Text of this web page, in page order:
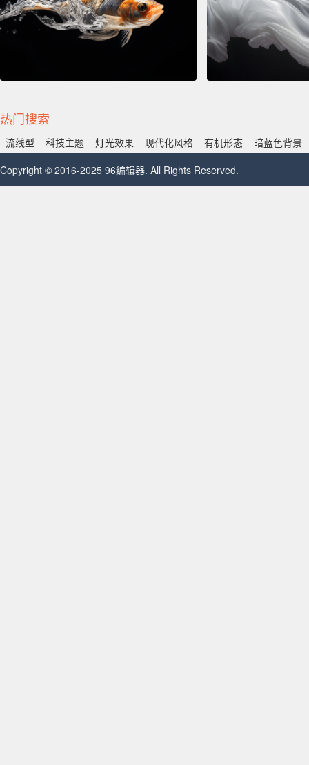
热门搜索
流线型 科技主题 灯光效果 现代化风格 有机形态
暗蓝色背景
Copyright © 2016-2025 96编辑器. All Rights Reserved.